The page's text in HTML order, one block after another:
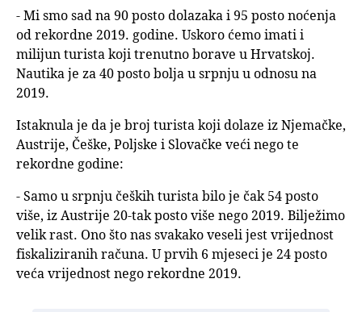
- Mi smo sad na 90 posto dolazaka i 95 posto noćenja
od rekordne 2019. godine. Uskoro ćemo imati i
milijun turista koji trenutno borave u Hrvatskoj.
Nautika je za 40 posto bolja u srpnju u odnosu na
2019.
Istaknula je da je broj turista koji dolaze iz Njemačke,
Austrije, Češke, Poljske i Slovačke veći nego te
rekordne godine:
- Samo u srpnju čeških turista bilo je čak 54 posto
više, iz Austrije 20-tak posto više nego 2019. Bilježimo
velik rast. Ono što nas svakako veseli jest vrijednost
fiskaliziranih računa. U prvih 6 mjeseci je 24 posto
veća vrijednost nego rekordne 2019.